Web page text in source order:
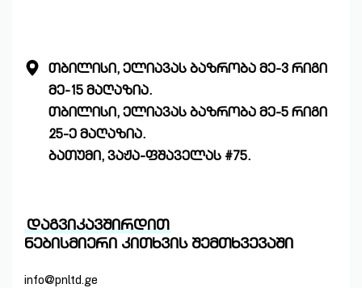
თბილისი, ელიავას ბაზრობა მე-3 რიგი
მე-15 მაღაზია.
თბილისი, ელიავას ბაზრობა მე-5 რიგი
25-ე მაღაზია.
ბათუმი, ვაჟა-ფშაველას #75.
დაგვიკავშირდით
ნებისმიერი კითხვის შემთხვევაში
info@pnltd.ge